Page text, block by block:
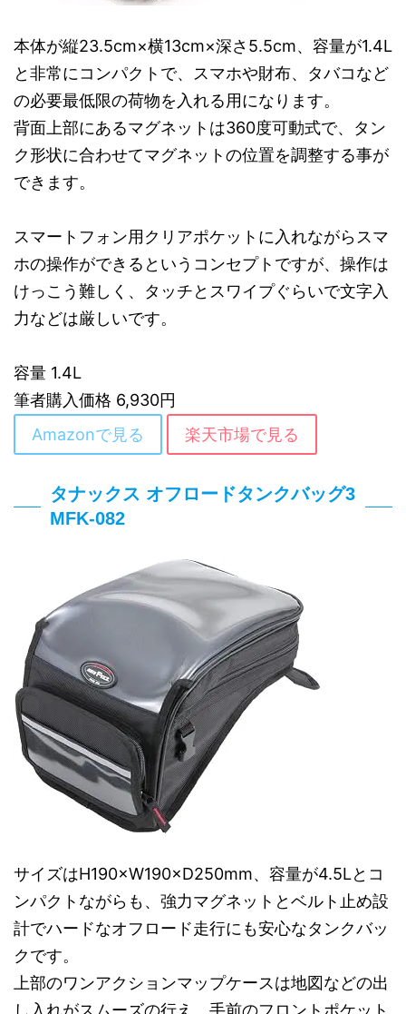
本体が縦23.5cm×横13cm×深さ5.5cm、容量が1.4L
と非常にコンパクトで、スマホや財布、タバコなど
の必要最低限の荷物を入れる用になります。
背面上部にあるマグネットは360度可動式で、タン
ク形状に合わせてマグネットの位置を調整する事が
できます。
スマートフォン用クリアポケットに入れながらスマ
ホの操作ができるというコンセプトですが、操作は
けっこう難しく、タッチとスワイプぐらいで文字入
力などは厳しいです。
容量 1.4L
筆者購入価格 6,930円
Amazonで見る
楽天市場で見る
タナックス オフロードタンクバッグ3
MFK-082
サイズはH190×W190×D250mm、容量が4.5Lとコ
ンパクトながらも、強力マグネットとベルト止め設
計でハードなオフロード走行にも安心なタンクバッ
クです。
上部のワンアクションマップケースは地図などの出
し入れがスムーズの行え、手前のフロントポケット